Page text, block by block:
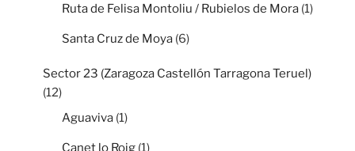
Ruta de Felisa Montoliu / Rubielos de Mora (1)
Santa Cruz de Moya (6)
Sector 23 (Zaragoza Castellón Tarragona Teruel)
(12)
Aguaviva (1)
Canet lo Roig (1)